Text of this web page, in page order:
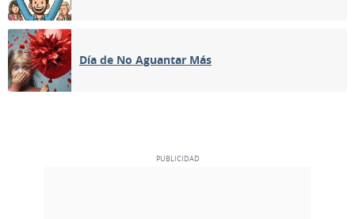
Día de No Aguantar Más